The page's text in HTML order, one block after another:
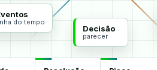
do tempo
Decisão
parecer